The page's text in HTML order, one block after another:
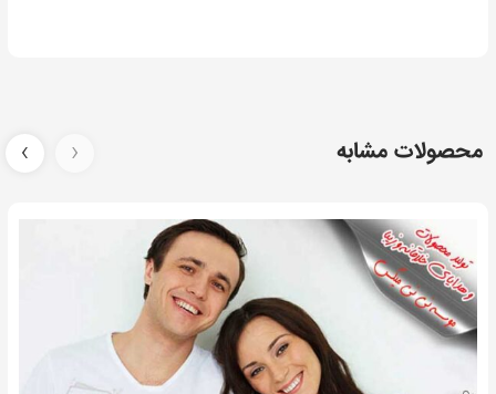
محصولات مشابه ‹
›